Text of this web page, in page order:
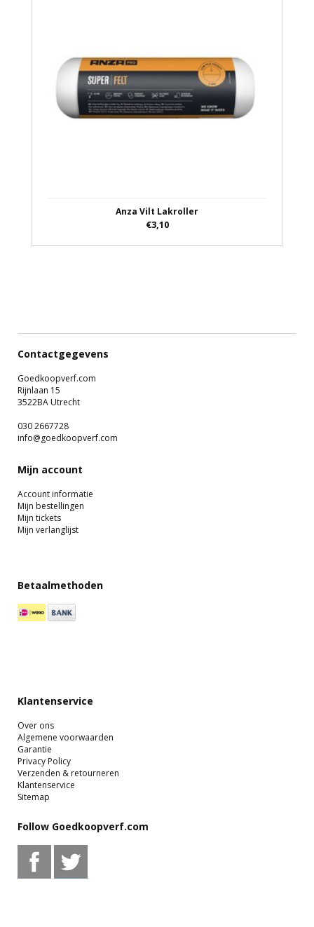
Anza Vilt Lakroller
€3,10
Contactgegevens
Goedkoopverf.com
Rijnlaan 15
3522BA Utrecht
030 2667728
info@goedkoopverf.com
Mijn account
Account informatie
Mijn bestellingen
Mijn tickets
Mijn verlanglijst
Betaalmethoden
Klantenservice
Over ons
Algemene voorwaarden
Garantie
Privacy Policy
Verzenden & retourneren
Klantenservice
Sitemap
Follow Goedkoopverf.com